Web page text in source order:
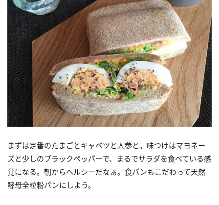
まずは定番のたまごとキャベツと人参と。味つけはマヨネー
ズと少しのブラックペッパーで、まるでサラダを食べている感
覚になる。朝からヘルシーだなぁ。食パンもこだわって天然
酵母全粒粉パンにしよう。